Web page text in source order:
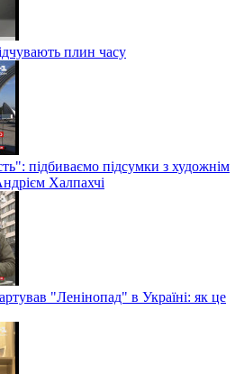
плин часу
підбиваємо підсумки з художнім
Халпахчі
"Ленінопад" в Україні: як це